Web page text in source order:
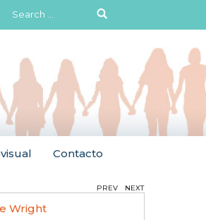
Search
for:
Contacto
Wright
PREV NEXT